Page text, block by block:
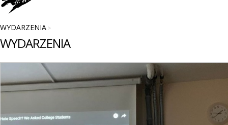
WYDARZENIA >
WYDARZENIA